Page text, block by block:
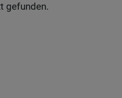
gefunden.